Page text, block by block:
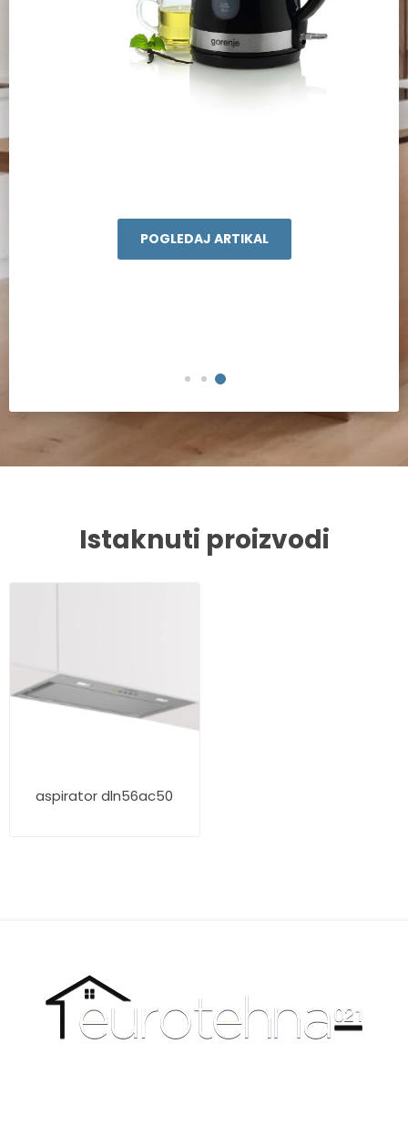
POGLEDAJ ARTIKAL
Istaknuti proizvodi
aspirator dln56ac50